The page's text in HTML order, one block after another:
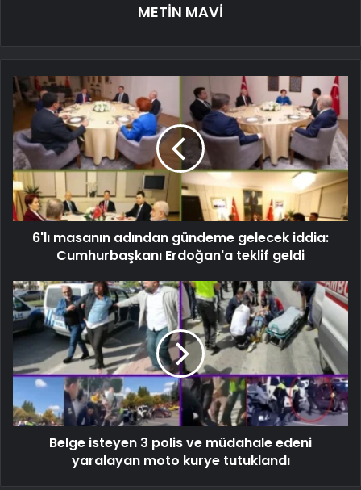
METİN MAVİ
6'lı masanın adından gündeme gelecek iddia:
Cumhurbaşkanı Erdoğan'a teklif geldi
Belge isteyen 3 polis ve müdahale edeni
yaralayan moto kurye tutuklandı